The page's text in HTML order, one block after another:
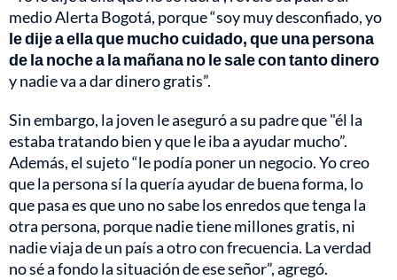
medio Alerta Bogotá, porque “soy muy desconfiado, yo
le dije a ella que mucho cuidado, que una persona
de la noche a la mañana no le sale con tanto dinero
y nadie va a dar dinero gratis”.
Sin embargo, la joven le aseguró a su padre que "él la
estaba tratando bien y que le iba a ayudar mucho”.
Además, el sujeto “le podía poner un negocio. Yo creo
que la persona sí la quería ayudar de buena forma, lo
que pasa es que uno no sabe los enredos que tenga la
otra persona, porque nadie tiene millones gratis, ni
nadie viaja de un país a otro con frecuencia. La verdad
no sé a fondo la situación de ese señor”, agregó.